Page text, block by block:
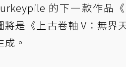
的下一款作品
將是《上古卷軸 V：無界
。